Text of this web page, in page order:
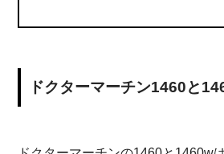
ドクターマーチン1460と